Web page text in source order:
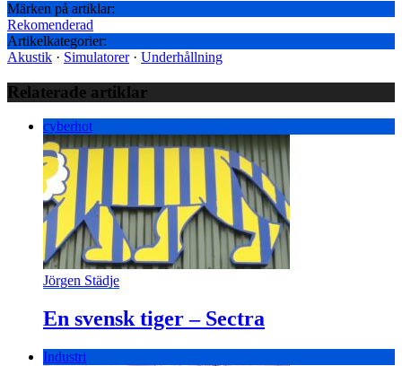
Märken på artiklar:
Rekomenderad
Artikelkategorier:
Akustik · Simulatorer· Underhållning
Relaterade artiklar
cyberhot
Jörgen Städje
En svensk tiger – Sectra
Industri